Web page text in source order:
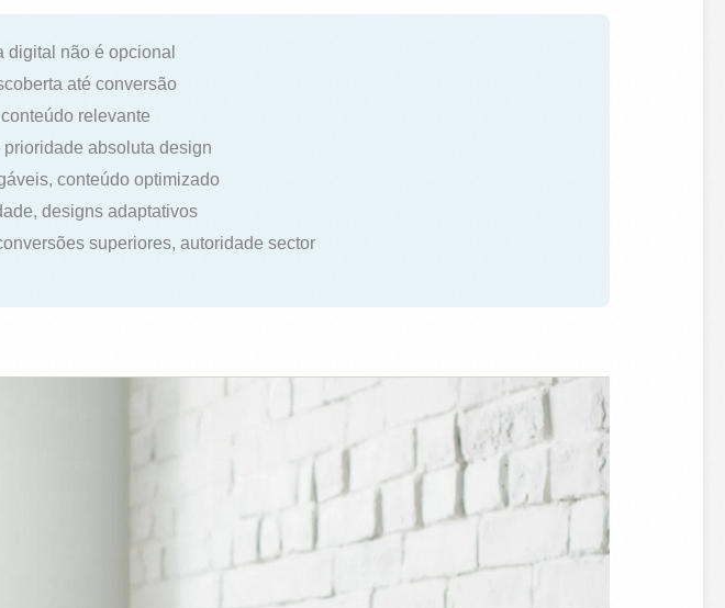
não é opcional
até conversão
relevante
absoluta design
conteúdo optimizado
designs adaptativos
superiores, autoridade sector